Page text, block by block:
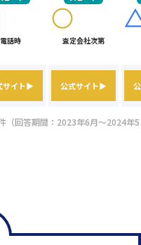
電話時 査定会社次第
サイト▶ 公式サイト▶
（回答期間：2023年6月～2024年5